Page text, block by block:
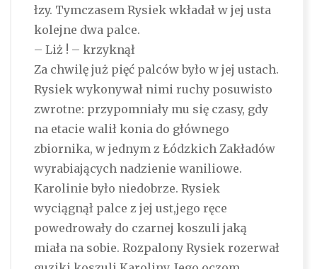
łzy. Tymczasem Rysiek wkładał w jej usta
kolejne dwa palce.
– Liż ! – krzyknął
Za chwilę już pięć palców było w jej ustach.
Rysiek wykonywał nimi ruchy posuwisto
zwrotne: przypomniały mu się czasy, gdy
na etacie walił konia do głównego
zbiornika, w jednym z Łódzkich Zakładów
wyrabiających nadzienie waniliowe.
Karolinie było niedobrze. Rysiek
wyciągnął palce z jej ust,jego ręce
powedrowały do czarnej koszuli jaką
miała na sobie. Rozpalony Rysiek rozerwał